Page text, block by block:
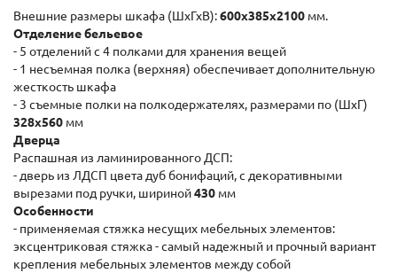
Внешние размеры шкафа (ШxГхВ):600х385х2100 мм.
Отделение бельевое
- 5 отделений с 4 полками для хранения вещей
- 1 несъемная полка (верхняя) обеспечивает дополнительную
жесткость шкафа
- 3 съемные полки на полкодержателях, размерами по (ШxГ)
328x560 мм
Дверца
Распашная из ламинированного ДСП:
- дверь из ЛДСП цвета дуб бонифаций, с декоративными
вырезами под ручки, шириной430 мм
Особенности
- применяемая стяжка несущих мебельных элементов:
эксцентриковая стяжка - самый надежный и прочный вариант
крепления мебельных элементов между собой